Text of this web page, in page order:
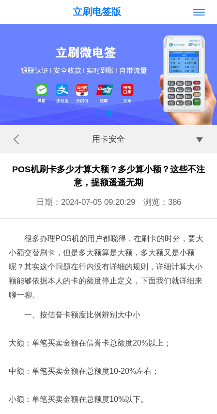
立刷电签版
用卡安全
POS机刷卡多少才算大额？多少算小额？这些不注
意，提额遥遥无期
日期：2024-07-05 09:20:29 浏览： 386
很多办理POS机的用户都晓得，在刷卡的时分，要大
小额交替刷卡，但是多大额算是大额，多大额又是小额
呢？其实这个问题在行内没有详细的规则，详细计算大小
额能够依据本人的卡的额度停止定义，下面我们就详细来
聊一聊。
一、按信誉卡额度比例辨别大中小
大额：单笔买卖金额在信誉卡总额度20%以上；
中额：单笔买卖金额在总额度10-20%左右；
小额：单笔买卖金额在总额度10%以下。